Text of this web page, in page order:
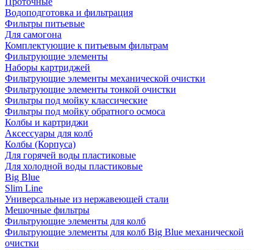
Водоподготовка и фильтрация
Фильтры питьевые
Для самогона
Комплектующие к питьевым фильтрам
Фильтрующие элементы
Наборы картриджей
Фильтрующие элементы механической очистки
Фильтрующие элементы тонкой очистки
Фильтры под мойку классические
Фильтры под мойку обратного осмоса
Колбы и картриджи
Аксессуары для колб
Колбы (Корпуса)
Для горячей воды пластиковые
Для холодной воды пластиковые
Big Blue
Slim Line
Универсальные из нержавеющей стали
Мешочные фильтры
Фильтрующие элементы для колб
Фильтрующие элементы для колб Big Blue механической
очистки